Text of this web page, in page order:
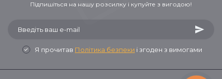
Підпишіться на нашу розсилку і купуйте з вигодою!
Я прочитав Політика безпеки і згоден з вимогами